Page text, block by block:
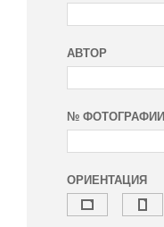
АВТОР
№ ФОТОГРАФИИ
ОРИЕНТАЦИЯ